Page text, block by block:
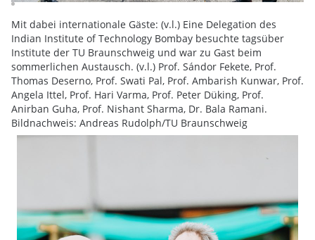
Mit dabei internationale Gäste: (v.l.) Eine Delegation des
Indian Institute of Technology Bombay besuchte tagsüber
Institute der TU Braunschweig und war zu Gast beim
sommerlichen Austausch. (v.l.) Prof. Sándor Fekete, Prof.
Thomas Deserno, Prof. Swati Pal, Prof. Ambarish Kunwar, Prof.
Angela Ittel, Prof. Hari Varma, Prof. Peter Düking, Prof.
Anirban Guha, Prof. Nishant Sharma, Dr. Bala Ramani.
Bildnachweis: Andreas Rudolph/TU Braunschweig